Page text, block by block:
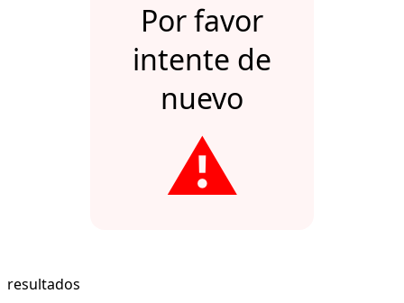
Por favor
intente de
nuevo
⚠️
resultados